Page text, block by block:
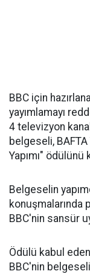
BBC için
yayımlamayı
4 televizyon
belgeseli,
Yapımı" ödülünü
Belgeselin
konuşmalarında
BBC'nin sansür
Ödülü kabul
BBC'nin